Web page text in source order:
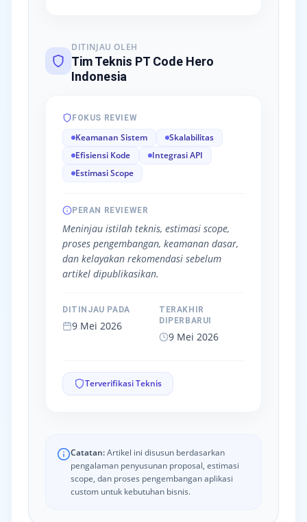
DITINJAU OLEH
Tim Teknis PT Code Hero
Indonesia
FOKUS REVIEW
Keamanan Sistem
Skalabilitas
Efisiensi Kode
Integrasi API
Estimasi Scope
PERAN REVIEWER
Meninjau istilah teknis, estimasi scope,
proses pengembangan, keamanan dasar,
dan kelayakan rekomendasi sebelum
artikel dipublikasikan.
DITINJAU PADA
9 Mei 2026
TERAKHIR
DIPERBARUI
9 Mei 2026
Terverifikasi Teknis
Catatan:Artikel ini disusun berdasarkan
pengalaman penyusunan proposal, estimasi
scope, dan proses pengembangan aplikasi
custom untuk kebutuhan bisnis.